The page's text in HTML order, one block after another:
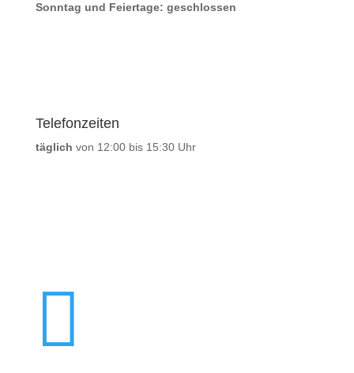
Sonntag und Feiertage: geschlossen
Telefonzeiten
täglich von 12:00 bis 15:30 Uhr
